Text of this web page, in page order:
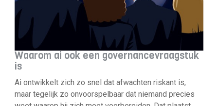
Waarom ai ook een governancevraagstuk
is
Ai ontwikkelt zich zo snel dat afwachten riskant is,
maar tegelijk zo onvoorspelbaar dat niemand precies